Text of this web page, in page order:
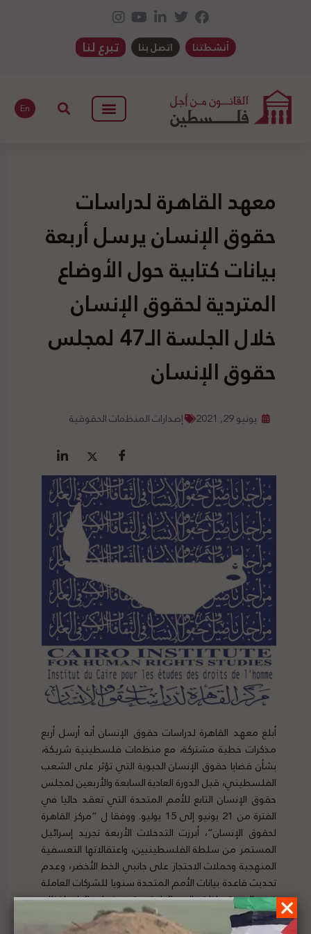
أنشطتنا اتصل بنا تبرع لنا
En
معهد القاهرة لدراسات
حقوق الإنسان يرسل أربعة
بيانات كتابية حول الأوضاع
المتردية لحقوق الإنسان
خلال الجلسة الـ47 لمجلس
حقوق الإنسان
يونيو 29, 2021 إصدارات المنظمات الحقوقية
أبلغ معهد القاهرة لدراسات حقوق الإنسان أنه أرسل أربع
مذكرات خطية مشتركة، مع منظمات فلسطينية شريكة،
بشأن قضايا حقوق الإنسان الحيوية التي تؤثر على الشعب
الفلسطيني، قبل الدورة العادية السابعة والأربعين لمجلس
حقوق الإنسان التابع للأمم المتحدة التي تعقد حاليا في
الفترة من 21 يونيو إلى 15 يوليو. ووفقا ل “مركز القاهرة
لحقوق الإنسان”، أبرزت التدخلات الأربعة تجريد إسرائيل
المستمر من سلطة الفلسطينيين، واعتقالاتها التعسفية
المنهجية وحملات الاحتجاز على جانبي الخط الأخضر، وعدم
تحديث قاعدة بيانات الأمم المتحدة سنويا للشركات العاملة
في المستوطنات الإسرائيلية، وترسيخ إسرائيل لنظام
الفصل العنصري على الشعب الفلسطيني. لتفاصيل الخبر